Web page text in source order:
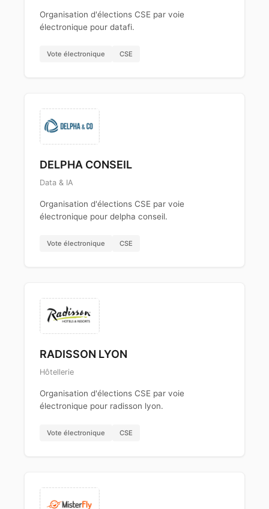
Organisation d'élections CSE par voie
électronique pour datafi.
Vote électronique CSE
DELPHA CONSEIL
Data & IA
Organisation d'élections CSE par voie
électronique pour delpha conseil.
Vote électronique CSE
RADISSON LYON
Hôtellerie
Organisation d'élections CSE par voie
électronique pour radisson lyon.
Vote électronique CSE